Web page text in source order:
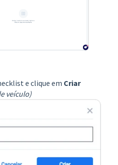
e clique em Criar
veículo)